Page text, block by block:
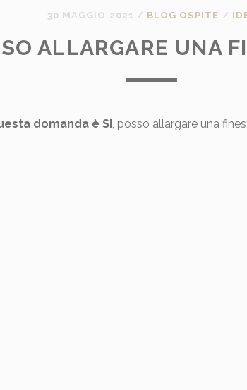
30 MAGGIO 2021 / BLOG OSPITE /
ALLARGARE UNA
domanda è SI, posso allargare una